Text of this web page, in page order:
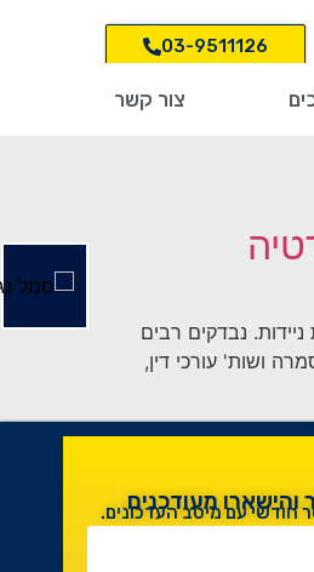
03-9511126
צור קשר
נבדקים רבים
ושות' עורכי דין,
והישארו מעודכנים
חודשי עם מיטב העדכונים.